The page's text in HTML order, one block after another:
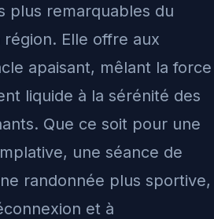
plus remarquables du
Elle offre aux
apaisant, mêlant la force
liquide à la sérénité des
Que ce soit pour une
une séance de
randonnée plus sportive,
et à